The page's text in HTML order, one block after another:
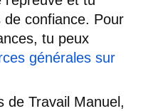
confiance. Pour
tu peux
générales sur
de Travail Manuel,